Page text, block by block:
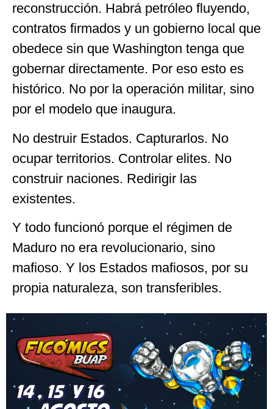
reconstrucción. Habrá petróleo fluyendo,
contratos firmados y un gobierno local que
obedece sin que Washington tenga que
gobernar directamente. Por eso esto es
histórico. No por la operación militar, sino
por el modelo que inaugura.
No destruir Estados. Capturarlos. No
ocupar territorios. Controlar elites. No
construir naciones. Redirigir las
existentes.
Y todo funcionó porque el régimen de
Maduro no era revolucionario, sino
mafioso. Y los Estados mafiosos, por su
propia naturaleza, son transferibles.